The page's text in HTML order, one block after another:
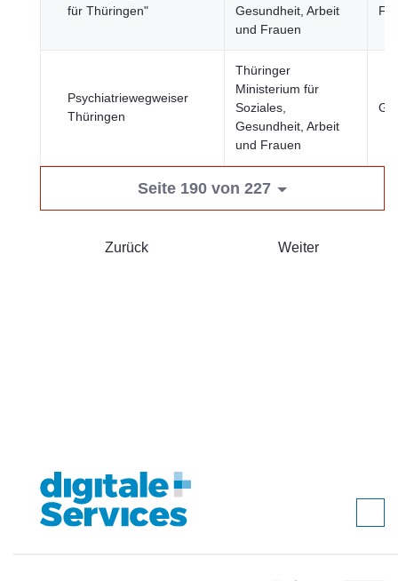
für Thüringen"
Gesundheit, Arbeit
und Frauen
Psychiatriewegweiser
Thüringen
Thüringer
Ministerium für
Soziales,
Gesundheit, Arbeit
und Frauen
Seite 190 von 227
Zurück Weiter